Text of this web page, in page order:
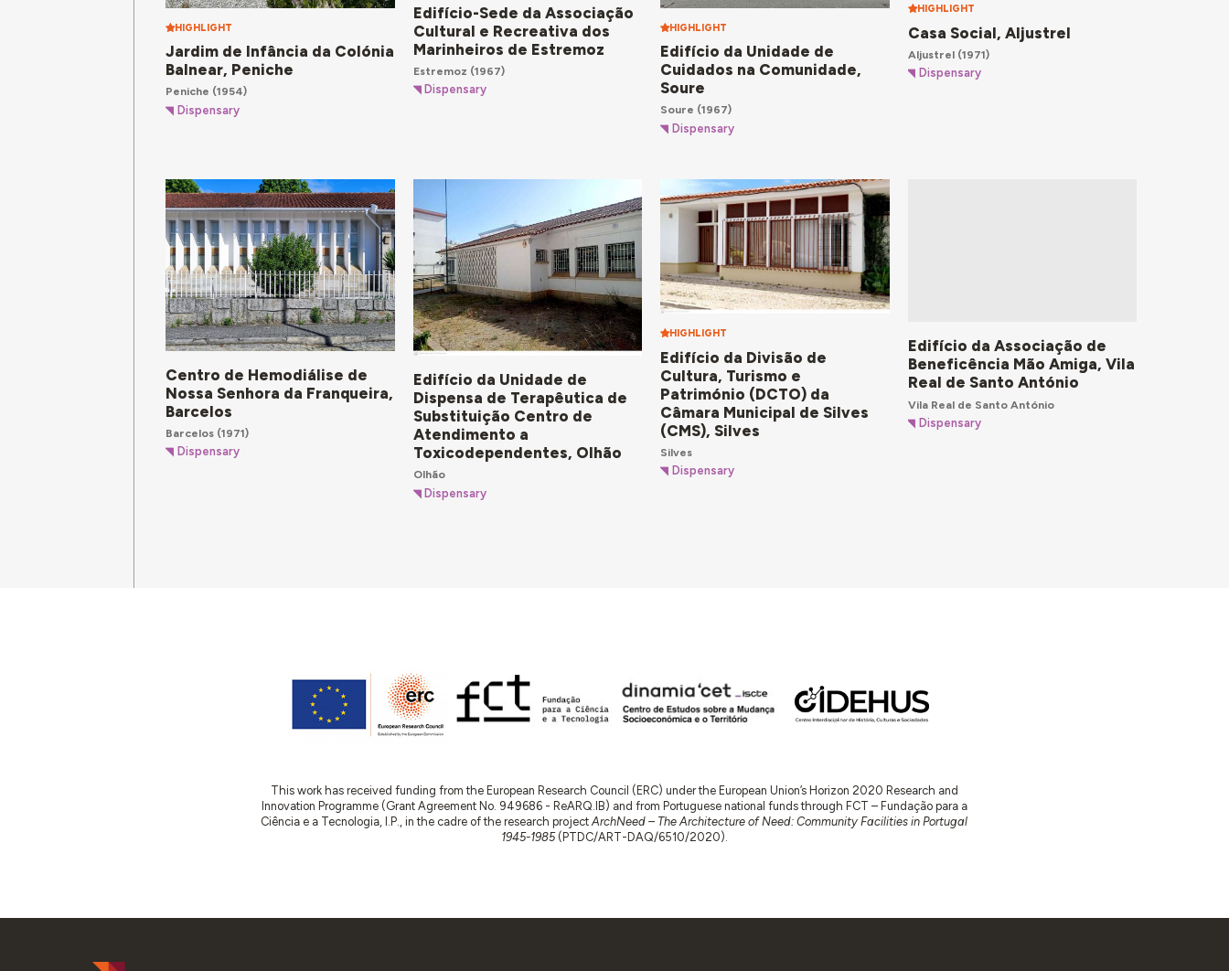
HIGHLIGHT
Jardim de Infância da Colónia
Balnear, Peniche
Peniche (1954)
Dispensary
Edifício-Sede da Associação
Cultural e Recreativa dos
Marinheiros de Estremoz
Estremoz (1967)
Dispensary
HIGHLIGHT
Edifício da Unidade de
Cuidados na Comunidade,
Soure
Soure (1967)
Dispensary
HIGHLIGHT
Casa Social, Aljustrel
Aljustrel(1971)
Dispensary
Centro de Hemodiálise de
Nossa Senhora da Franqueira,
Barcelos
Barcelos (1971)
Dispensary
Edifício da Unidade de
Dispensa de Terapêutica de
Substituição Centro de
Atendimento a
Toxicodependentes, Olhão
Olhão
Dispensary
HIGHLIGHT
Edifício da Divisão de
Cultura, Turismo e
Património (DCTO) da
Câmara Municipal de Silves
(CMS), Silves
Silves
Dispensary
Edifício da Associação de
Beneficência Mão Amiga, Vila
Real de Santo António
Vila Real de Santo António
Dispensary
This work has received funding from the European Research Council (ERC) under the European Union’s Horizon 2020 Research and
Innovation Programme (Grant Agreement No. 949686 - ReARQ.IB) and from Portuguese national funds through FCT – Fundação para a
Ciência e a Tecnologia, I.P., in the cadre of the research projectArchNeed – The Architecture of Need: Community Facilities in Portugal
1945-1985(PTDC/ART-DAQ/6510/2020).